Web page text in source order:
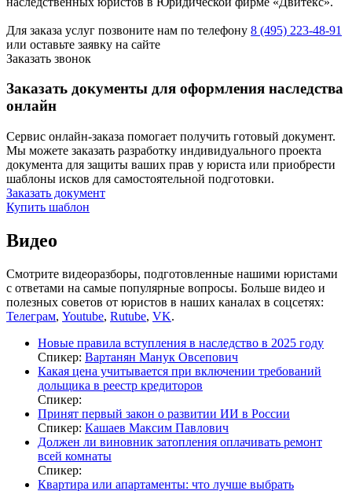
Для заказа услуг позвоните нам по телефону 8 (495) 223-48-91
или оставьте заявку на сайте
Заказать звонок
Заказать документы для оформления наследства
онлайн
Сервис онлайн-заказа помогает получить готовый документ.
Мы можете заказать разработку индивидуального проекта
документа для защиты ваших прав у юриста или приобрести
шаблоны исков для самостоятельной подготовки.
Заказать документ
Купить шаблон
Видео
Смотрите видеоразборы, подготовленные нашими юристами
с ответами на самые популярные вопросы. Больше видео и
полезных советов от юристов в наших каналах в соцсетях:
Телеграм, Youtube, Rutube, VK.
Новые правила вступления в наследство в 2025 году
Спикер: Вартанян Манук Овсепович
Какая цена учитывается при включении требований
дольщика в реестр кредиторов
Спикер:
Принят первый закон о развитии ИИ в России
Спикер: Кашаев Максим Павлович
Должен ли виновник затопления оплачивать ремонт
всей комнаты
Спикер:
Квартира или апартаменты: что лучше выбрать